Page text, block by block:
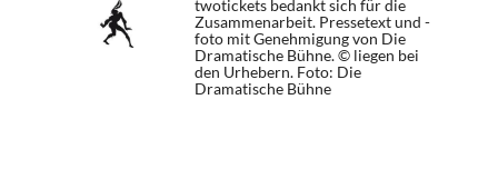
twotickets bedankt sich für die
Zusammenarbeit. Pressetext und -
foto mit Genehmigung von Die
Dramatische Bühne. © liegen bei
den Urhebern. Foto: Die
Dramatische Bühne